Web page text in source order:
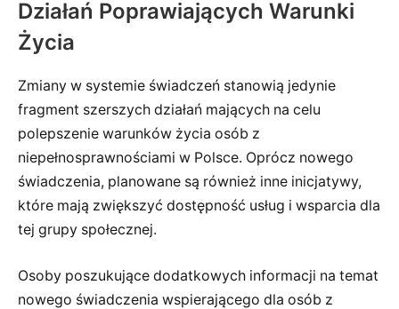
Działań Poprawiających Warunki
Życia
Zmiany w systemie świadczeń stanowią jedynie
fragment szerszych działań mających na celu
polepszenie warunków życia osób z
niepełnosprawnościami w Polsce. Oprócz nowego
świadczenia, planowane są również inne inicjatywy,
które mają zwiększyć dostępność usług i wsparcia dla
tej grupy społecznej.
Osoby poszukujące dodatkowych informacji na temat
nowego świadczenia wspierającego dla osób z